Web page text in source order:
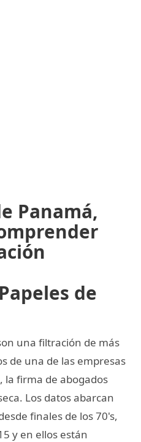
Panamá,
de
una filtración de más
de una de las empresas
la firma de abogados
Los datos abarcan
finales de los 70's,
y en ellos están